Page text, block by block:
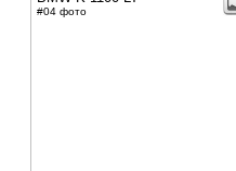
#04 фото